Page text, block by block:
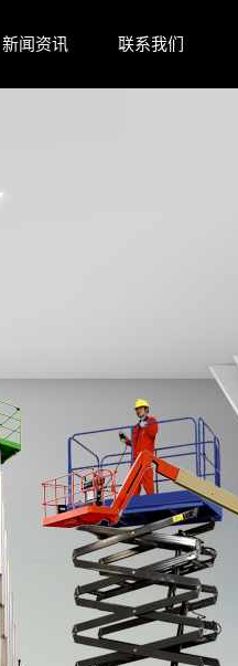
新闻资讯 联系我们